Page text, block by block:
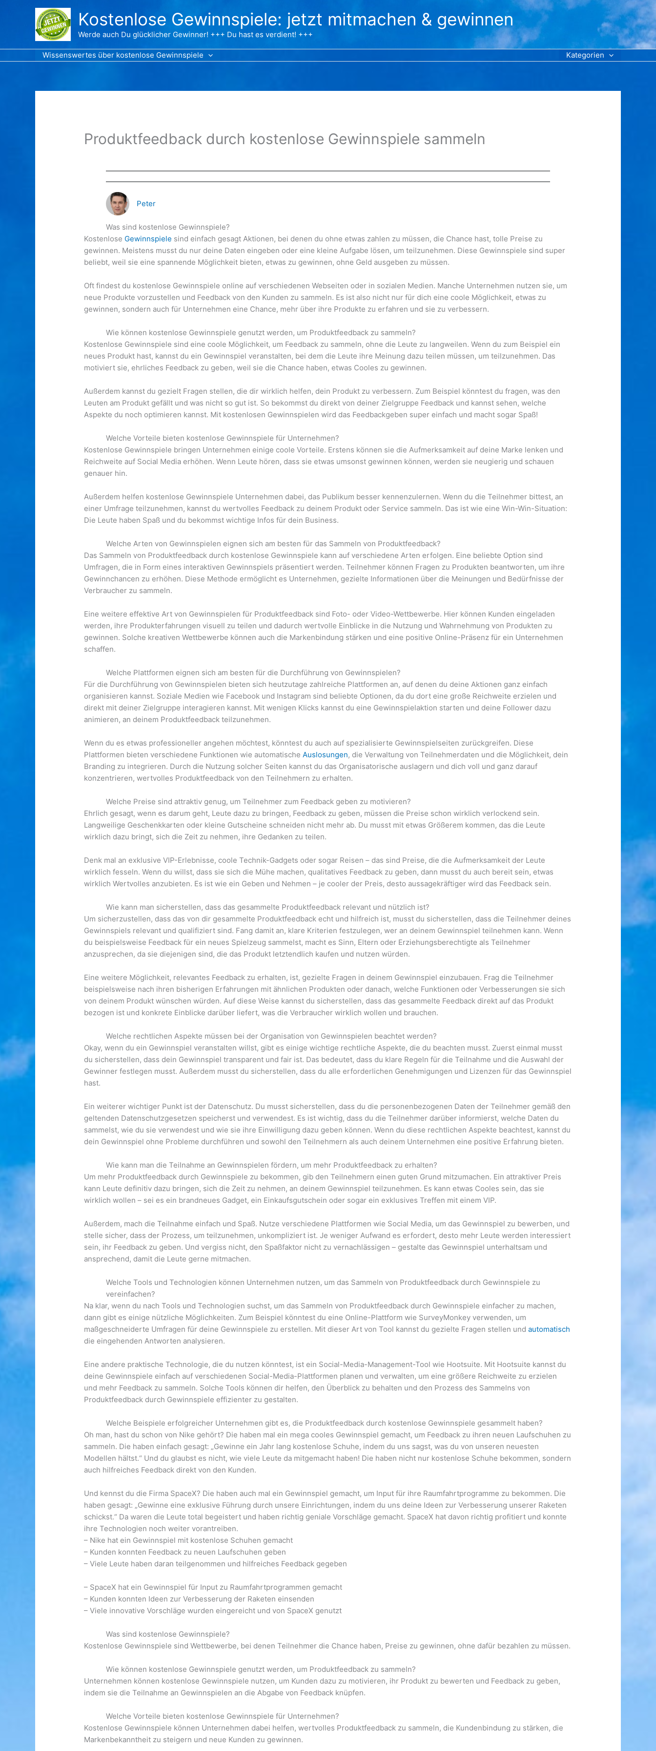
Kostenlose Gewinnspiele: jetzt mitmachen & gewinnen
Werde auch Du glücklicher Gewinner! +++ Du hast es verdient! +++
Wissenswertes über kostenlose Gewinnspiele Kategorien
Produktfeedback durch kostenlose Gewinnspiele sammeln
Peter
Was sind kostenlose Gewinnspiele?
Kostenlose Gewinnspiele sind einfach gesagt Aktionen, bei denen du ohne etwas zahlen zu müssen, die Chance hast, tolle Preise zu
gewinnen. Meistens musst du nur deine Daten eingeben oder eine kleine Aufgabe lösen, um teilzunehmen. Diese Gewinnspiele sind super
beliebt, weil sie eine spannende Möglichkeit bieten, etwas zu gewinnen, ohne Geld ausgeben zu müssen.
Oft findest du kostenlose Gewinnspiele online auf verschiedenen Webseiten oder in sozialen Medien. Manche Unternehmen nutzen sie, um
neue Produkte vorzustellen und Feedback von den Kunden zu sammeln. Es ist also nicht nur für dich eine coole Möglichkeit, etwas zu
gewinnen, sondern auch für Unternehmen eine Chance, mehr über ihre Produkte zu erfahren und sie zu verbessern.
Wie können kostenlose Gewinnspiele genutzt werden, um Produktfeedback zu sammeln?
Kostenlose Gewinnspiele sind eine coole Möglichkeit, um Feedback zu sammeln, ohne die Leute zu langweilen. Wenn du zum Beispiel ein
neues Produkt hast, kannst du ein Gewinnspiel veranstalten, bei dem die Leute ihre Meinung dazu teilen müssen, um teilzunehmen. Das
motiviert sie, ehrliches Feedback zu geben, weil sie die Chance haben, etwas Cooles zu gewinnen.
Außerdem kannst du gezielt Fragen stellen, die dir wirklich helfen, dein Produkt zu verbessern. Zum Beispiel könntest du fragen, was den
Leuten am Produkt gefällt und was nicht so gut ist. So bekommst du direkt von deiner Zielgruppe Feedback und kannst sehen, welche
Aspekte du noch optimieren kannst. Mit kostenlosen Gewinnspielen wird das Feedbackgeben super einfach und macht sogar Spaß!
Welche Vorteile bieten kostenlose Gewinnspiele für Unternehmen?
Kostenlose Gewinnspiele bringen Unternehmen einige coole Vorteile. Erstens können sie die Aufmerksamkeit auf deine Marke lenken und
Reichweite auf Social Media erhöhen. Wenn Leute hören, dass sie etwas umsonst gewinnen können, werden sie neugierig und schauen
genauer hin.
Außerdem helfen kostenlose Gewinnspiele Unternehmen dabei, das Publikum besser kennenzulernen. Wenn du die Teilnehmer bittest, an
einer Umfrage teilzunehmen, kannst du wertvolles Feedback zu deinem Produkt oder Service sammeln. Das ist wie eine Win-Win-Situation:
Die Leute haben Spaß und du bekommst wichtige Infos für dein Business.
Welche Arten von Gewinnspielen eignen sich am besten für das Sammeln von Produktfeedback?
Das Sammeln von Produktfeedback durch kostenlose Gewinnspiele kann auf verschiedene Arten erfolgen. Eine beliebte Option sind
Umfragen, die in Form eines interaktiven Gewinnspiels präsentiert werden. Teilnehmer können Fragen zu Produkten beantworten, um ihre
Gewinnchancen zu erhöhen. Diese Methode ermöglicht es Unternehmen, gezielte Informationen über die Meinungen und Bedürfnisse der
Verbraucher zu sammeln.
Eine weitere effektive Art von Gewinnspielen für Produktfeedback sind Foto- oder Video-Wettbewerbe. Hier können Kunden eingeladen
werden, ihre Produkterfahrungen visuell zu teilen und dadurch wertvolle Einblicke in die Nutzung und Wahrnehmung von Produkten zu
gewinnen. Solche kreativen Wettbewerbe können auch die Markenbindung stärken und eine positive Online-Präsenz für ein Unternehmen
schaffen.
Welche Plattformen eignen sich am besten für die Durchführung von Gewinnspielen?
Für die Durchführung von Gewinnspielen bieten sich heutzutage zahlreiche Plattformen an, auf denen du deine Aktionen ganz einfach
organisieren kannst. Soziale Medien wie Facebook und Instagram sind beliebte Optionen, da du dort eine große Reichweite erzielen und
direkt mit deiner Zielgruppe interagieren kannst. Mit wenigen Klicks kannst du eine Gewinnspielaktion starten und deine Follower dazu
animieren, an deinem Produktfeedback teilzunehmen.
Wenn du es etwas professioneller angehen möchtest, könntest du auch auf spezialisierte Gewinnspielseiten zurückgreifen. Diese
Plattformen bieten verschiedene Funktionen wie automatische Auslosungen, die Verwaltung von Teilnehmerdaten und die Möglichkeit, dein
Branding zu integrieren. Durch die Nutzung solcher Seiten kannst du das Organisatorische auslagern und dich voll und ganz darauf
konzentrieren, wertvolles Produktfeedback von den Teilnehmern zu erhalten.
Welche Preise sind attraktiv genug, um Teilnehmer zum Feedback geben zu motivieren?
Ehrlich gesagt, wenn es darum geht, Leute dazu zu bringen, Feedback zu geben, müssen die Preise schon wirklich verlockend sein.
Langweilige Geschenkkarten oder kleine Gutscheine schneiden nicht mehr ab. Du musst mit etwas Größerem kommen, das die Leute
wirklich dazu bringt, sich die Zeit zu nehmen, ihre Gedanken zu teilen.
Denk mal an exklusive VIP-Erlebnisse, coole Technik-Gadgets oder sogar Reisen – das sind Preise, die die Aufmerksamkeit der Leute
wirklich fesseln. Wenn du willst, dass sie sich die Mühe machen, qualitatives Feedback zu geben, dann musst du auch bereit sein, etwas
wirklich Wertvolles anzubieten. Es ist wie ein Geben und Nehmen – je cooler der Preis, desto aussagekräftiger wird das Feedback sein.
Wie kann man sicherstellen, dass das gesammelte Produktfeedback relevant und nützlich ist?
Um sicherzustellen, dass das von dir gesammelte Produktfeedback echt und hilfreich ist, musst du sicherstellen, dass die Teilnehmer deines
Gewinnspiels relevant und qualifiziert sind. Fang damit an, klare Kriterien festzulegen, wer an deinem Gewinnspiel teilnehmen kann. Wenn
du beispielsweise Feedback für ein neues Spielzeug sammelst, macht es Sinn, Eltern oder Erziehungsberechtigte als Teilnehmer
anzusprechen, da sie diejenigen sind, die das Produkt letztendlich kaufen und nutzen würden.
Eine weitere Möglichkeit, relevantes Feedback zu erhalten, ist, gezielte Fragen in deinem Gewinnspiel einzubauen. Frag die Teilnehmer
beispielsweise nach ihren bisherigen Erfahrungen mit ähnlichen Produkten oder danach, welche Funktionen oder Verbesserungen sie sich
von deinem Produkt wünschen würden. Auf diese Weise kannst du sicherstellen, dass das gesammelte Feedback direkt auf das Produkt
bezogen ist und konkrete Einblicke darüber liefert, was die Verbraucher wirklich wollen und brauchen.
Welche rechtlichen Aspekte müssen bei der Organisation von Gewinnspielen beachtet werden?
Okay, wenn du ein Gewinnspiel veranstalten willst, gibt es einige wichtige rechtliche Aspekte, die du beachten musst. Zuerst einmal musst
du sicherstellen, dass dein Gewinnspiel transparent und fair ist. Das bedeutet, dass du klare Regeln für die Teilnahme und die Auswahl der
Gewinner festlegen musst. Außerdem musst du sicherstellen, dass du alle erforderlichen Genehmigungen und Lizenzen für das Gewinnspiel
hast.
Ein weiterer wichtiger Punkt ist der Datenschutz. Du musst sicherstellen, dass du die personenbezogenen Daten der Teilnehmer gemäß den
geltenden Datenschutzgesetzen speicherst und verwendest. Es ist wichtig, dass du die Teilnehmer darüber informierst, welche Daten du
sammelst, wie du sie verwendest und wie sie ihre Einwilligung dazu geben können. Wenn du diese rechtlichen Aspekte beachtest, kannst du
dein Gewinnspiel ohne Probleme durchführen und sowohl den Teilnehmern als auch deinem Unternehmen eine positive Erfahrung bieten.
Wie kann man die Teilnahme an Gewinnspielen fördern, um mehr Produktfeedback zu erhalten?
Um mehr Produktfeedback durch Gewinnspiele zu bekommen, gib den Teilnehmern einen guten Grund mitzumachen. Ein attraktiver Preis
kann Leute definitiv dazu bringen, sich die Zeit zu nehmen, an deinem Gewinnspiel teilzunehmen. Es kann etwas Cooles sein, das sie
wirklich wollen – sei es ein brandneues Gadget, ein Einkaufsgutschein oder sogar ein exklusives Treffen mit einem VIP.
Außerdem, mach die Teilnahme einfach und Spaß. Nutze verschiedene Plattformen wie Social Media, um das Gewinnspiel zu bewerben, und
stelle sicher, dass der Prozess, um teilzunehmen, unkompliziert ist. Je weniger Aufwand es erfordert, desto mehr Leute werden interessiert
sein, ihr Feedback zu geben. Und vergiss nicht, den Spaßfaktor nicht zu vernachlässigen – gestalte das Gewinnspiel unterhaltsam und
ansprechend, damit die Leute gerne mitmachen.
Welche Tools und Technologien können Unternehmen nutzen, um das Sammeln von Produktfeedback durch Gewinnspiele zu
vereinfachen?
Na klar, wenn du nach Tools und Technologien suchst, um das Sammeln von Produktfeedback durch Gewinnspiele einfacher zu machen,
dann gibt es einige nützliche Möglichkeiten. Zum Beispiel könntest du eine Online-Plattform wie SurveyMonkey verwenden, um
maßgeschneiderte Umfragen für deine Gewinnspiele zu erstellen. Mit dieser Art von Tool kannst du gezielte Fragen stellen undautomatisch
die eingehenden Antworten analysieren.
Eine andere praktische Technologie, die du nutzen könntest, ist ein Social-Media-Management-Tool wie Hootsuite. Mit Hootsuite kannst du
deine Gewinnspiele einfach auf verschiedenen Social-Media-Plattformen planen und verwalten, um eine größere Reichweite zu erzielen
und mehr Feedback zu sammeln. Solche Tools können dir helfen, den Überblick zu behalten und den Prozess des Sammelns von
Produktfeedback durch Gewinnspiele effizienter zu gestalten.
Welche Beispiele erfolgreicher Unternehmen gibt es, die Produktfeedback durch kostenlose Gewinnspiele gesammelt haben?
Oh man, hast du schon von Nike gehört? Die haben mal ein mega cooles Gewinnspiel gemacht, um Feedback zu ihren neuen Laufschuhen zu
sammeln. Die haben einfach gesagt: „Gewinne ein Jahr lang kostenlose Schuhe, indem du uns sagst, was du von unseren neuesten
Modellen hältst.“ Und du glaubst es nicht, wie viele Leute da mitgemacht haben! Die haben nicht nur kostenlose Schuhe bekommen, sondern
auch hilfreiches Feedback direkt von den Kunden.
Und kennst du die Firma SpaceX? Die haben auch mal ein Gewinnspiel gemacht, um Input für ihre Raumfahrtprogramme zu bekommen. Die
haben gesagt: „Gewinne eine exklusive Führung durch unsere Einrichtungen, indem du uns deine Ideen zur Verbesserung unserer Raketen
schickst.“ Da waren die Leute total begeistert und haben richtig geniale Vorschläge gemacht. SpaceX hat davon richtig profitiert und konnte
ihre Technologien noch weiter vorantreiben.
– Nike hat ein Gewinnspiel mit kostenlose Schuhen gemacht
– Kunden konnten Feedback zu neuen Laufschuhen geben
– Viele Leute haben daran teilgenommen und hilfreiches Feedback gegeben
– SpaceX hat ein Gewinnspiel für Input zu Raumfahrtprogrammen gemacht
– Kunden konnten Ideen zur Verbesserung der Raketen einsenden
– Viele innovative Vorschläge wurden eingereicht und von SpaceX genutzt
Was sind kostenlose Gewinnspiele?
Kostenlose Gewinnspiele sind Wettbewerbe, bei denen Teilnehmer die Chance haben, Preise zu gewinnen, ohne dafür bezahlen zu müssen.
Wie können kostenlose Gewinnspiele genutzt werden, um Produktfeedback zu sammeln?
Unternehmen können kostenlose Gewinnspiele nutzen, um Kunden dazu zu motivieren, ihr Produkt zu bewerten und Feedback zu geben,
indem sie die Teilnahme an Gewinnspielen an die Abgabe von Feedback knüpfen.
Welche Vorteile bieten kostenlose Gewinnspiele für Unternehmen?
Kostenlose Gewinnspiele können Unternehmen dabei helfen, wertvolles Produktfeedback zu sammeln, die Kundenbindung zu stärken, die
Markenbekanntheit zu steigern und neue Kunden zu gewinnen.